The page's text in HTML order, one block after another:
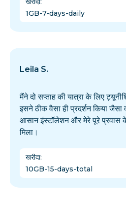
1GB-7-days-daily
Leila S.
मैंने दो सप्ताह की यात्रा के लिए
इसने ठीक वैसा ही प्रदर्शन किया जैसा
आसान इंस्टॉलेशन और मेरे पूरे प्रवास
मिला।
खरीदा:
10GB-15-days-total